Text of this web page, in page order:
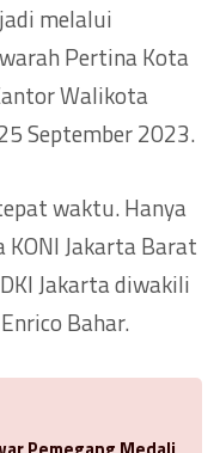
melalui
Pertina Kota
Walikota
September 2023.
waktu. Hanya
Jakarta Barat
Jakarta diwakili
Bahar.